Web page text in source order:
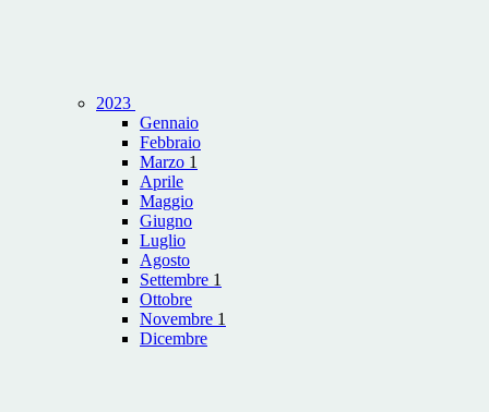
2023
Gennaio
Febbraio
Marzo 1
Aprile
Maggio
Giugno
Luglio
Agosto
Settembre 1
Ottobre
Novembre 1
Dicembre